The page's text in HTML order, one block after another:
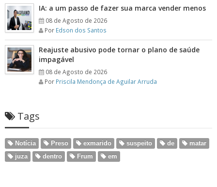
IA: a um passo de fazer sua marca vender menos
08 de Agosto de 2026
Por Edson dos Santos
Reajuste abusivo pode tornar o plano de saúde
impagável
08 de Agosto de 2026
Por Priscila Mendonça de Aguilar Arruda
Tags
Notícia Preso exmarido suspeito de
matar
juza
dentro Frum em